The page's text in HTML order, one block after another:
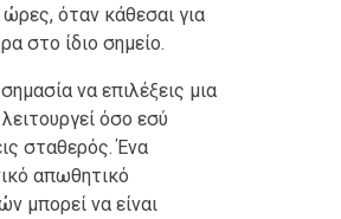
όταν κάθεσαι για
στο ίδιο σημείο.
να επιλέξεις μια
όσο εσύ
σταθερός. Ένα
απωθητικό
μπορεί να είναι